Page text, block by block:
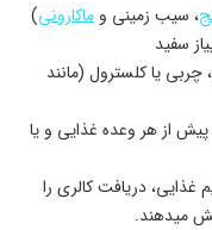
، سیب زمینی و ماکارونی)
سفید
یا کلسترول (مانند
از هر وعده غذایی و یا
دریافت کالری را